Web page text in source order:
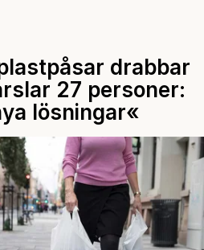
drabbar
27 personer:
lösningar«